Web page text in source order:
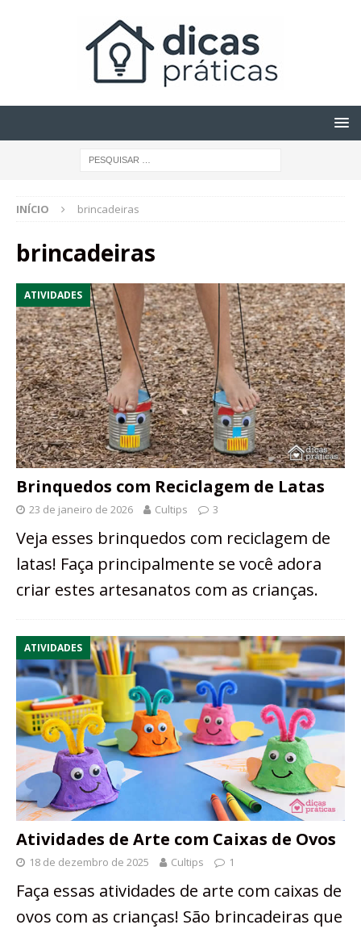
INÍCIO brincadeiras
brincadeiras
ATIVIDADES
Brinquedos com Reciclagem de Latas
23 de janeiro de 2026 Cultips 3
Veja esses brinquedos com reciclagem de
latas! Faça principalmente se você adora
criar estes artesanatos com as crianças.
ATIVIDADES
Atividades de Arte com Caixas de Ovos
18 de dezembro de 2025 Cultips 1
Faça essas atividades de arte com caixas de
ovos com as crianças! São brincadeiras que